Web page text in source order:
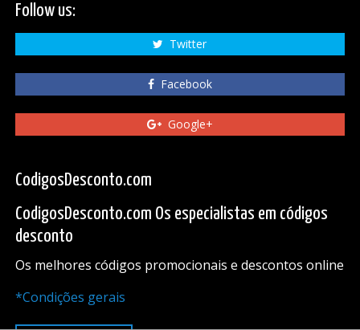
Follow us:
Twitter
Facebook
Google+
CodigosDesconto.com
CodigosDesconto.com Os especialistas em códigos
desconto
Os melhores códigos promocionais e descontos online
*Condições gerais